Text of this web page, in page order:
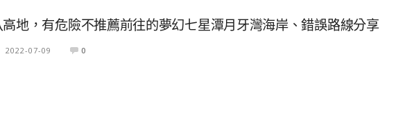
地，有危險不推薦前往的夢幻七星潭月牙灣海岸、錯誤路線分享
2022-07-09 0